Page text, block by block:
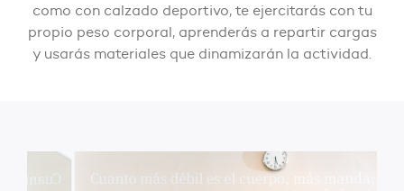
como con calzado deportivo, te ejercitarás con tu
propio peso corporal, aprenderás a repartir cargas
y usarás materiales que dinamizarán la actividad.